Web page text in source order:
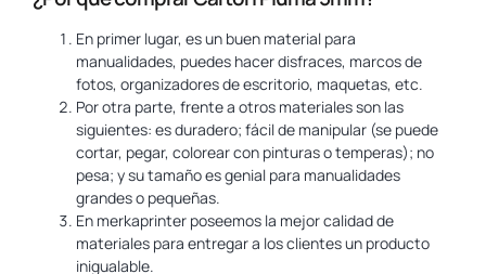
En primer lugar, es un buen material para
manualidades, puedes hacer disfraces, marcos de
fotos, organizadores de escritorio, maquetas, etc.
Por otra parte, frente a otros materiales son las
siguientes: es duradero; fácil de manipular (se puede
cortar, pegar, colorear con pinturas o temperas); no
pesa; y su tamaño es genial para manualidades
grandes o pequeñas.
En merkaprinter poseemos la mejor calidad de
materiales para entregar a los clientes un producto
inigualable.